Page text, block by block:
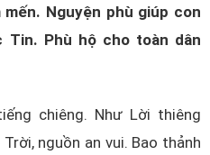
Nguyện phù giúp con
Tin. Phù hộ cho toàn dân
chiêng. Như Lời thiêng
nguồn an vui. Bao thảnh